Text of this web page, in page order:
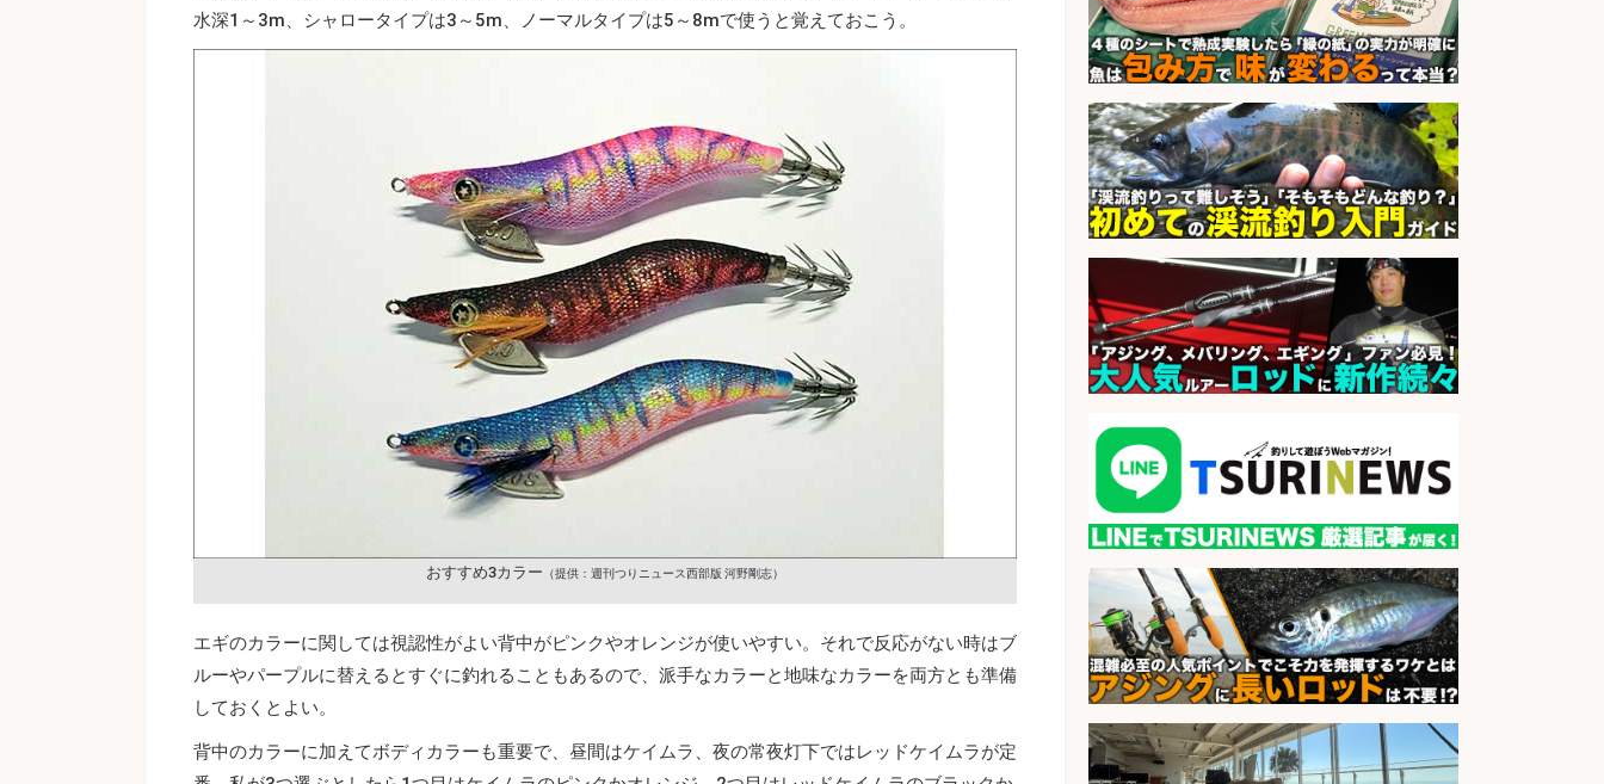
水深1～3m、シャロータイプは3～5m、ノーマルタイプは5～8mで使うと覚えておこう。
おすすめ3カラー （提供：週刊つりニュース西部版 河野剛志）
エギのカラーに関しては視認性がよい背中がピンクやオレンジが使いやすい。それで反応がない時はブ
ルーやパープルに替えるとすぐに釣れることもあるので、派手なカラーと地味なカラーを両方とも準備
しておくとよい。
背中のカラーに加えてボディカラーも重要で、昼間はケイムラ、夜の常夜灯下ではレッドケイムラが定